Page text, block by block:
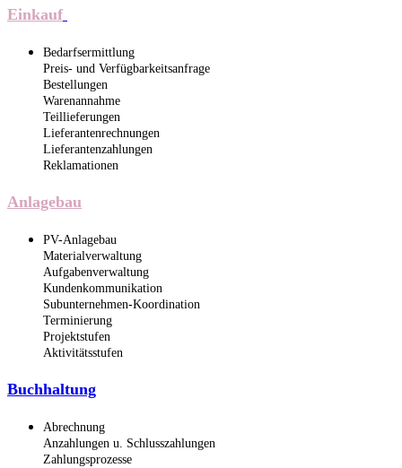
Einkauf
Bedarfsermittlung
Preis- und Verfügbarkeitsanfrage
Bestellungen
Warenannahme
Teillieferungen
Lieferantenrechnungen
Lieferantenzahlungen
Reklamationen
Anlagebau
PV-Anlagebau
Materialverwaltung
Aufgabenverwaltung
Kundenkommunikation
Subunternehmen-Koordination
Terminierung
Projektstufen
Aktivitätsstufen
Buchhaltung
Abrechnung
Anzahlungen u. Schlusszahlungen
Zahlungsprozesse